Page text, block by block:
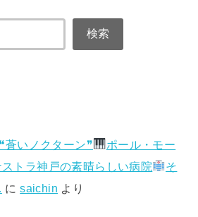
検索
❝蒼いノクターン❞
ポール・モー
トラ神戸の素晴らしい病院
そ
にsaichin より